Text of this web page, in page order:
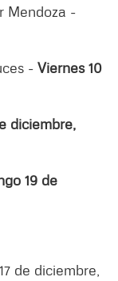
Mendoza -
- Viernes 10
diciembre,
19 de
de diciembre,